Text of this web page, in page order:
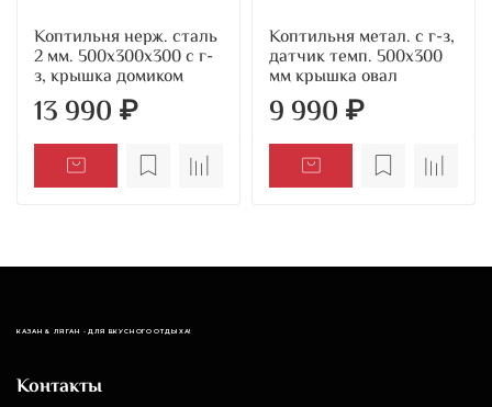
Коптильня нерж. сталь
2 мм. 500х300х300 с г-
з, крышка домиком
13 990 ₽
Коптильня метал. с г-з,
датчик темп. 500х300
мм крышка овал
9 990 ₽
КАЗАН & ЛЯГАН - ДЛЯ ВКУСНОГО ОТДЫХА!
Контакты